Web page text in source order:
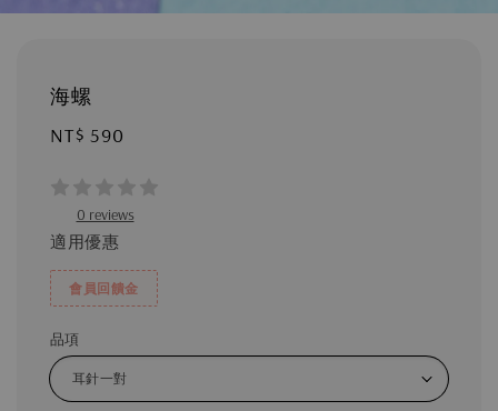
海螺
Regular
NT$ 590
0 reviews
適用優惠
會員回饋金
品項